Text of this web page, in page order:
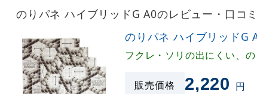
のりパネ ハイブリッドG A0のレビュー・口コミ
のりパネ ハイブリッドG
フクレ・ソリの出にくい、
販売価格 2,220 円